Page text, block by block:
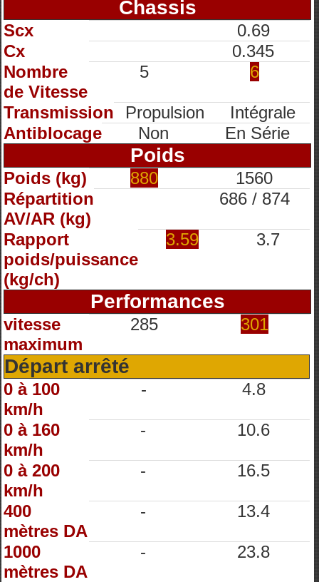
Chassis
Scx
0.69
Cx
0.345
Nombre
de Vitesse
5 6
Transmission Propulsion
Intégrale
Antiblocage
Non En Série
Poids
Poids (kg) 880
1560
Répartition
AV/AR (kg)
686 / 874
Rapport
poids/puissance
(kg/ch)
3.59 3.7
Performances
vitesse
maximum
285 301
Départ arrêté
0 à 100
km/h
- 4.8
0 à 160
km/h
- 10.6
0 à 200
km/h
- 16.5
400
mètres DA
- 13.4
1000
mètres DA
- 23.8